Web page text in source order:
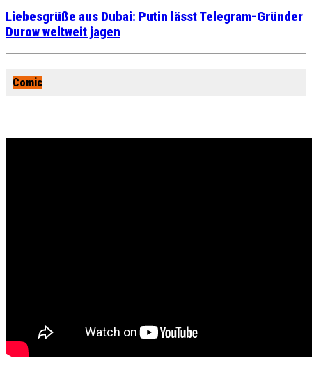
Liebesgrüße aus Dubai: Putin lässt Telegram-Gründer
Durow weltweit jagen
Comic